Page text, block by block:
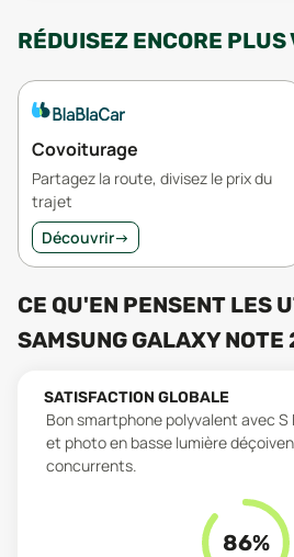
RÉDUISEZ ENCORE
Covoiturage
Partagez la route, divisez le prix du
trajet
Découvrir→
CE QU'EN PENSENT LES
SAMSUNG GALAXY NOTE
SATISFACTION GLOBALE
Bon smartphone polyvalent avec
et photo en basse lumière
concurrents.
86%